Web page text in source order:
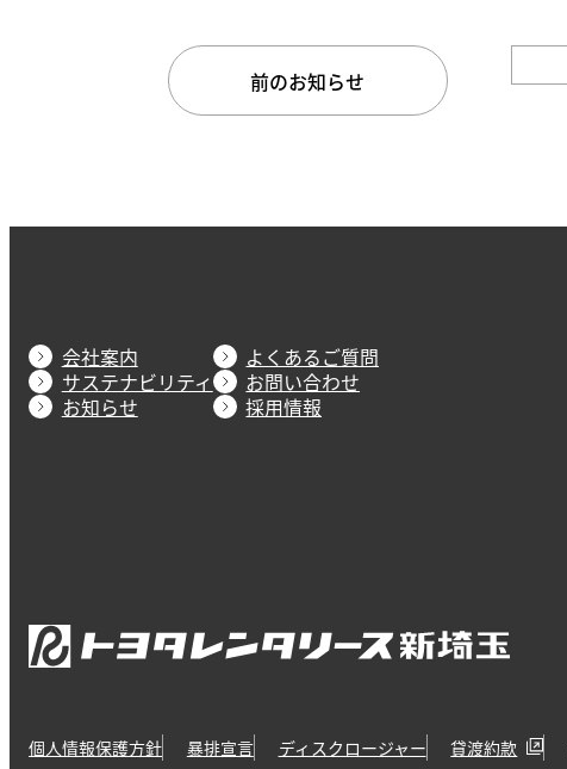
前のお知らせ
会社案内
サステナビリティ
お知らせ
よくあるご質問
お問い合わせ
採用情報
個人情報保護方針 暴排宣言 ディスクロージャー 貸渡約款